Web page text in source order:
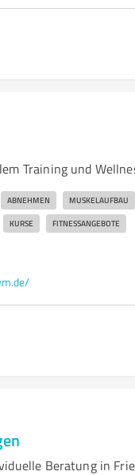
Training und
ABNEHMEN MUSKELAUFBAU
KURSE FITNESSANGEBOTE
Beratung in